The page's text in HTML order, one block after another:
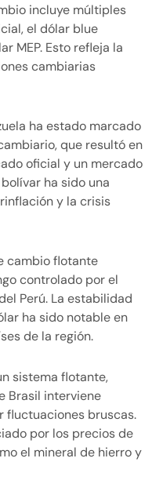
incluye múltiples
el dólar blue
MEP. Esto refleja la
cambiarias
ha estado marcado
que resultó en
oficial y un mercado
ha sido una
y la crisis
cambio flotante
controlado por el
Perú. La estabilidad
ha sido notable en
de la región.
sistema flotante,
Brasil interviene
fluctuaciones bruscas.
por los precios de
el mineral de hierro y